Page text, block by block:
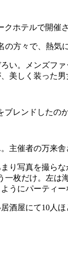
クホテルで開催
方々で、熱気
い。メンズフ
美しく装った
ブレンドした
主催者の万来
り写真を撮ら
一枚だけ。左は
うにパーティ
酒屋にて10人